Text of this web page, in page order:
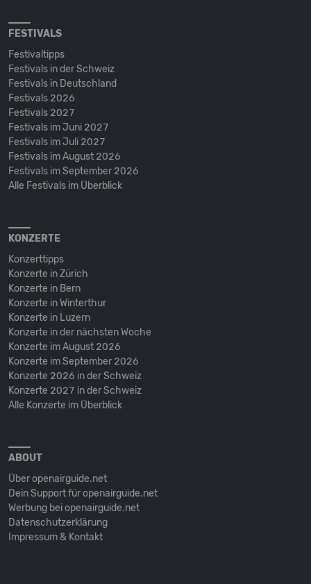
FESTIVALS
Festivaltipps
Festivals in der Schweiz
Festivals in Deutschland
Festivals 2026
Festivals 2027
Festivals im Juni 2027
Festivals im Juli 2027
Festivals im August 2026
Festivals im September 2026
Alle Festivals im Überblick
KONZERTE
Konzerttipps
Konzerte in Zürich
Konzerte in Bern
Konzerte in Winterthur
Konzerte in Luzern
Konzerte in der nächsten Woche
Konzerte im August 2026
Konzerte im September 2026
Konzerte 2026 in der Schweiz
Konzerte 2027 in der Schweiz
Alle Konzerte im Überblick
ABOUT
Über openairguide.net
Dein Support für openairguide.net
Werbung bei openairguide.net
Datenschutz­erklärung
Impressum & Kontakt